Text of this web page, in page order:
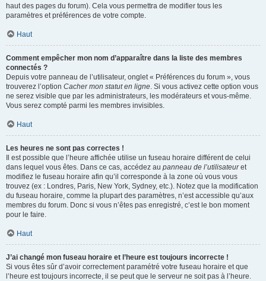
haut des pages du forum). Cela vous permettra de modifier tous les
paramètres et préférences de votre compte.
Haut
Comment empêcher mon nom d’apparaître dans la liste des membres
connectés ?
Depuis votre panneau de l’utilisateur, onglet « Préférences du forum », vous
trouverez l’option Cacher mon statut en ligne. Si vous activez cette option vous
ne serez visible que par les administrateurs, les modérateurs et vous-même.
Vous serez compté parmi les membres invisibles.
Haut
Les heures ne sont pas correctes !
Il est possible que l’heure affichée utilise un fuseau horaire différent de celui
dans lequel vous êtes. Dans ce cas, accédez au panneau de l’utilisateuret
modifiez le fuseau horaire afin qu’il corresponde à la zone où vous vous
trouvez (ex : Londres, Paris, New York, Sydney, etc.). Notez que la modification
du fuseau horaire, comme la plupart des paramètres, n’est accessible qu’aux
membres du forum. Donc si vous n’êtes pas enregistré, c’est le bon moment
pour le faire.
Haut
J’ai changé mon fuseau horaire et l’heure est toujours incorrecte !
Si vous êtes sûr d’avoir correctement paramétré votre fuseau horaire et que
l’heure est toujours incorrecte, il se peut que le serveur ne soit pas à l’heure.